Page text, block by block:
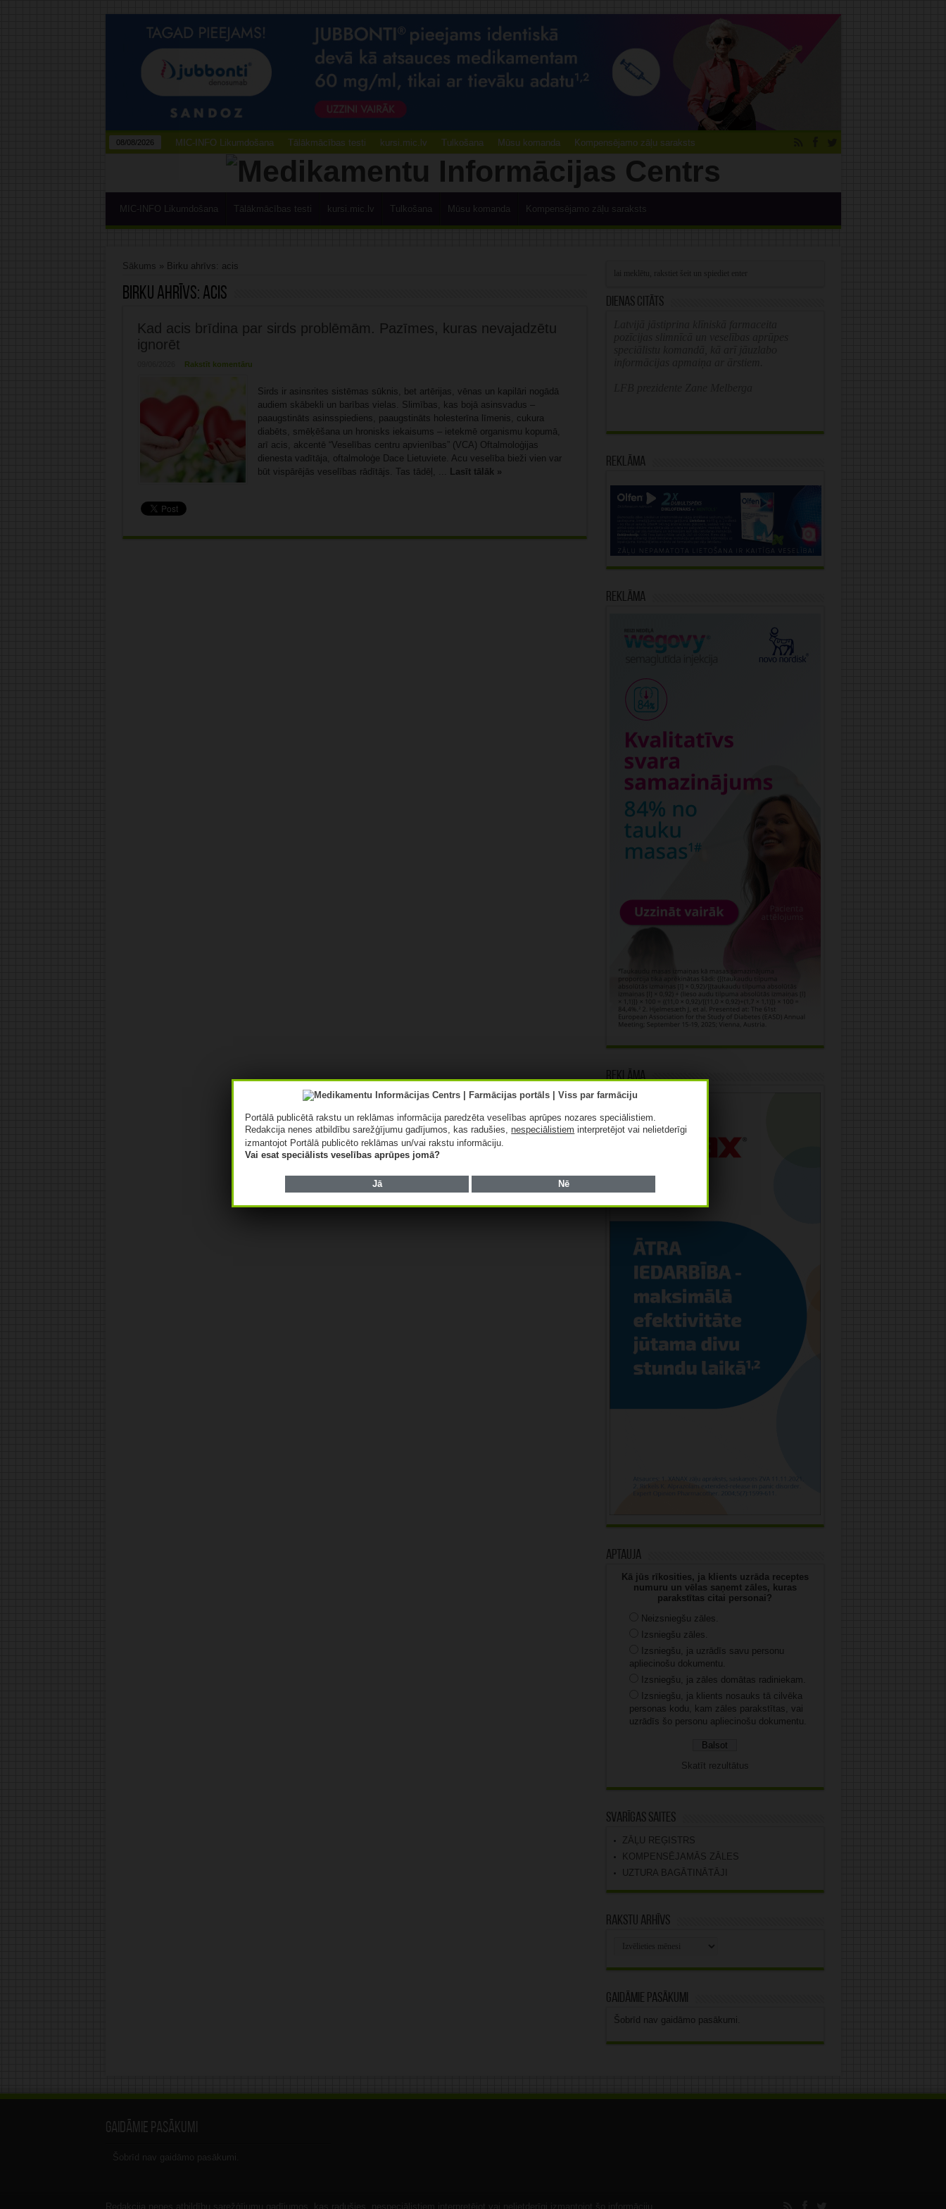
08/08/2026 MIC-INFO Likumdošana Tālākmācības testi kursi.mic.lv Tulkošana Mūsu komanda Kompensējamo zāļu saraksts
MIC-INFO Likumdošana Tālākmācības testi kursi.mic.lv Tulkošana Mūsu komanda Kompensējamo zāļu saraksts
Sākums » Birku ahrīvs: acis
Birku ahrīvs: acis
Kad acis brīdina par sirds problēmām. Pazīmes, kuras nevajadzētu
ignorēt
Rakstīt komentāru
Sirds ir asinsrites sistēmas sūknis, bet artērijas, vēnas un kapilāri nogādā
audiem skābekli un barības vielas. Slimības, kas bojā asinsvadus –
paaugstināts asinsspiediens, paaugstināts holesterīna līmenis, cukura
diabēts, smēķēšana un hronisks iekaisums – ietekmē organismu kopumā,
arī acis, akcentē “Veselības centru apvienības” (VCA) Oftalmoloģijas
dienesta vadītāja, oftalmoloģe Dace Lietuviete. Acu veselība bieži vien var
būt vispārējās veselības rādītājs. Tas tādēļ, ... Lasīt tālāk »
Dienas citāts
Reklāma
Reklāma
Reklāma
Aptauja
Kā jūs rīkosities, ja klients uzrāda receptes
numuru un vēlas saņemt zāles, kuras
parakstītas citai personai?
Neizsniegšu zāles.
Izsniegšu zāles.
Izsniegšu, ja uzrādīs savu personu
apliecinošu dokumentu.
Izsniegšu, ja zāles domātas radiniekam.
Izsniegšu, ja klients nosauks tā cilvēka
personas kodu, kam zāles parakstītas, vai
uzrādīs šo personu apliecinošu dokumentu.
Skatīt rezultātus
Svarīgas saites
ZĀĻU REĢISTRS
KOMPENSĒJAMĀS ZĀLES
UZTURA BAGĀTINĀTĀJI
Rakstu arhīvs
Gaidāmie pasākumi
Šobrīd nav gaidāmo pasākumi.
Gaidāmie pasākumi
Šobrīd nav gaidāmo pasākumi.
Redakcija nenes atbildību sarežģījumu gadījumos, kas radušies, nespeciālistiem interpretējot vai nelietderīgi izmantojot šo informāciju.
Portālā publicētā rakstu un reklāmas informācija paredzēta veselības aprūpes nozares speciālistiem.
Redakcija nenes atbildību sarežģījumu gadījumos, kas radušies,nespeciālistiem interpretējot vai nelietderīgi
izmantojot Portālā publicēto reklāmas un/vai rakstu informāciju.
Vai esat speciālists veselības aprūpes jomā?
Jā Nē